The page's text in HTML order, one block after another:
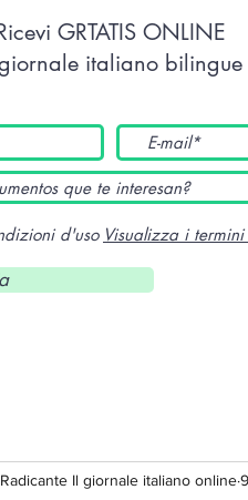
GRTATIS ONLINE
italiano bilingue
d'uso Visualizza i
Il giornale italiano online